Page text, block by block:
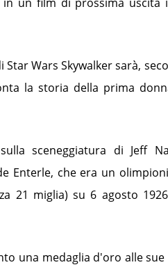
Wars Skywalker sarà,
la storia della prima
sceneggiatura di Jeff
Enterle, che era un
21 miglia) su 6 agosto
una medaglia d'oro alle sue